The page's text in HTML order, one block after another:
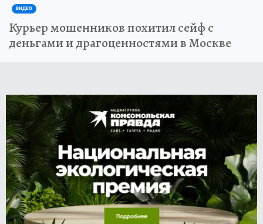
ВИДЕО
Курьер мошенников похитил сейф с
деньгами и драгоценностями в Москве